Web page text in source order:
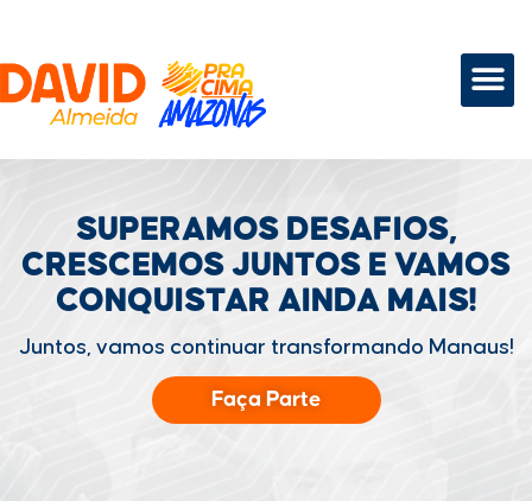
SUPERAMOS DESAFIOS,
CRESCEMOS JUNTOS E VAMOS
CONQUISTAR AINDA MAIS!
Juntos, vamos continuar transformando Manaus!
Faça Parte